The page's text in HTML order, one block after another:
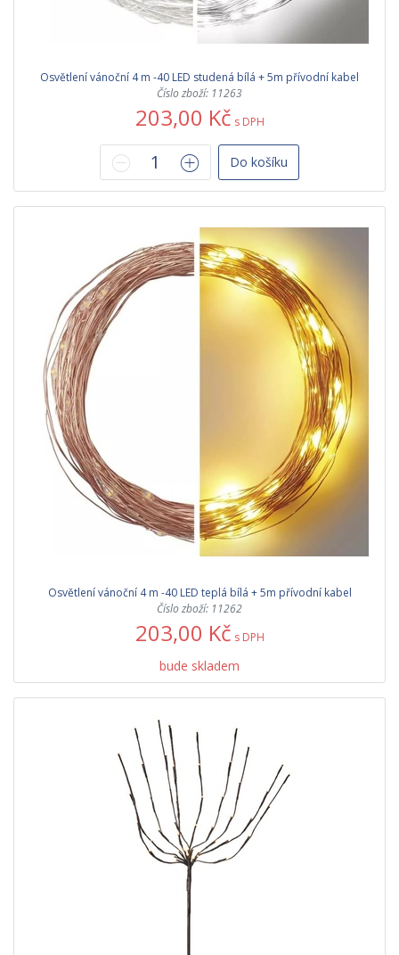
Osvětlení vánoční 4 m -40 LED studená bílá + 5m přívodní kabel
Číslo zboží: 11263
203,00 Kč s DPH
Do košíku
Osvětlení vánoční 4 m -40 LED teplá bílá + 5m přívodní kabel
Číslo zboží: 11262
203,00 Kč s DPH
bude skladem